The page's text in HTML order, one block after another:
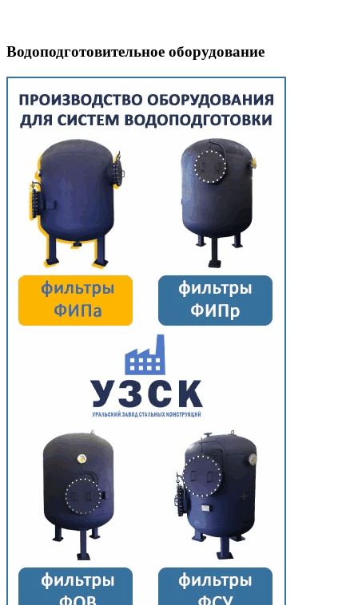
Водоподготовительное оборудование